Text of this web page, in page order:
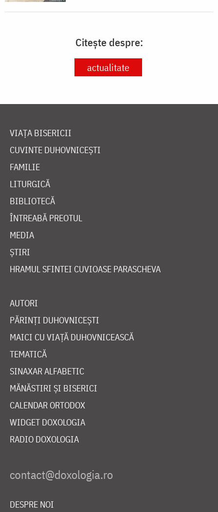
Citește despre:
actualitate
VIAȚA BISERICII
CUVINTE DUHOVNICEȘTI
FAMILIE
LITURGICĂ
BIBLIOTECĂ
ÎNTREABĂ PREOTUL
MEDIA
ȘTIRI
HRAMUL SFINTEI CUVIOASE PARASCHEVA
AUTORI
PĂRINȚI DUHOVNICEȘTI
MAICI CU VIAȚĂ DUHOVNICEASCĂ
TEMATICĂ
SINAXAR ALFABETIC
MĂNĂSTIRI ȘI BISERICI
CALENDAR ORTODOX
WIDGET DOXOLOGIA
RADIO DOXOLOGIA
DESPRE NOI